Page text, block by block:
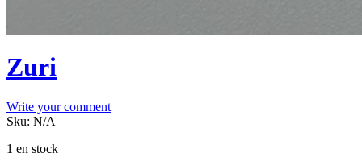
Zuri
Write your comment
Sku: N/A
1 en stock